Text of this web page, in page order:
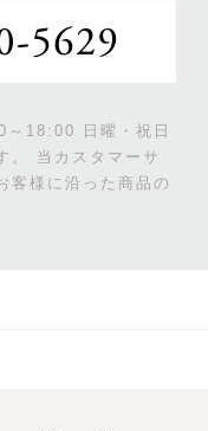
～18:00 日曜・祝日
。
当カスタマーサ
客様に沿った商品の